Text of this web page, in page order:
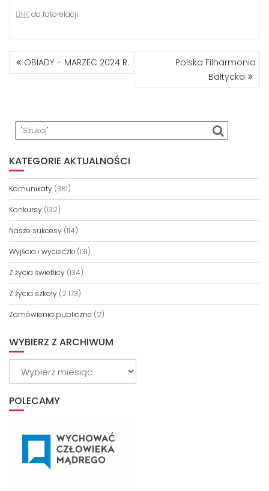
LINK do fotorelacji
NAWIGACJA
WPISU
OBIADY – MARZEC 2024 R.
Polska Filharmonia
Bałtycka
KATEGORIE AKTUALNOŚCI
Komunikaty (381)
Konkursy (132)
Nasze sukcesy (114)
Wyjścia i wycieczki (131)
Z życia świetlicy (134)
Z życia szkoły (2 173)
Zamówienia publiczne (2)
WYBIERZ Z ARCHIWUM
POLECAMY